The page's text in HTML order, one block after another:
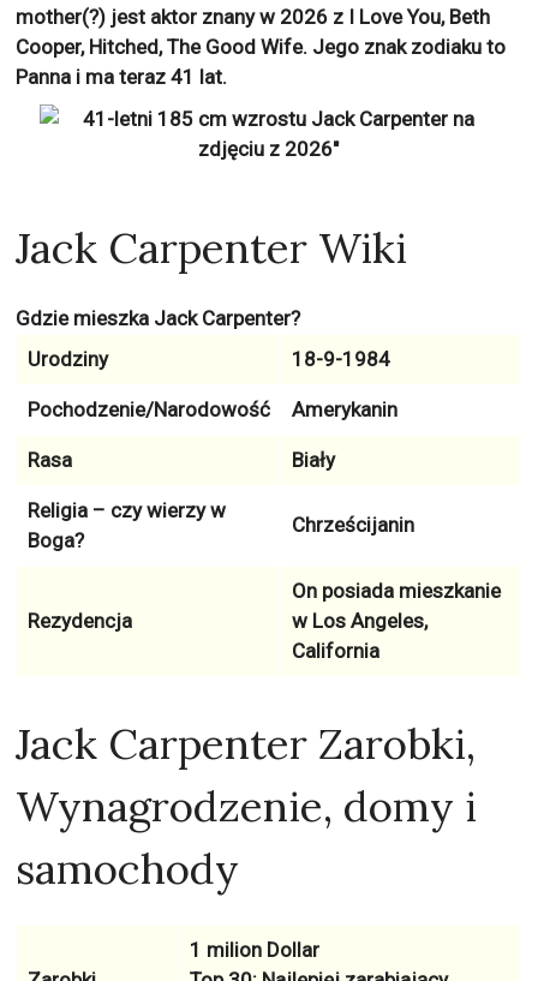
mother(?) jest aktor znany w 2026 z I Love You, Beth
Cooper, Hitched, The Good Wife. Jego znak zodiaku to
Panna i ma teraz41 lat.
Jack Carpenter Wiki
Gdzie mieszka Jack Carpenter?
Urodziny
18-9-1984
Pochodzenie/Narodowość Amerykanin
Rasa Biały
Religia – czy wierzy w
Boga?
Chrześcijanin
Rezydencja
On posiada mieszkanie
w Los Angeles,
California
Jack Carpenter Zarobki,
Wynagrodzenie, domy i
samochody
1 milion Dollar